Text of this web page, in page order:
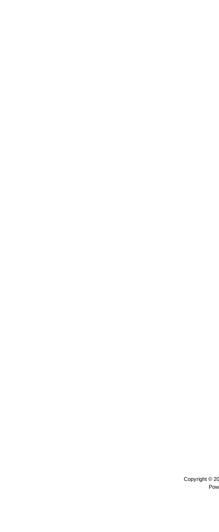
Copyright ©